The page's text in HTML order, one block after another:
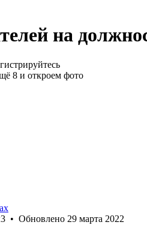
на
8 и откроем фото
• Обновлено 29 марта 2022